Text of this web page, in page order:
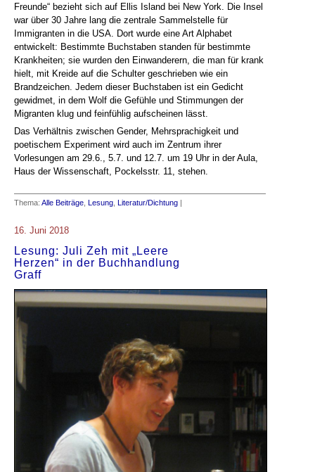
Freunde“ bezieht sich auf Ellis Island bei New York. Die Insel
war über 30 Jahre lang die zentrale Sammelstelle für
Immigranten in die USA. Dort wurde eine Art Alphabet
entwickelt: Bestimmte Buchstaben standen für bestimmte
Krankheiten; sie wurden den Einwanderern, die man für krank
hielt, mit Kreide auf die Schulter geschrieben wie ein
Brandzeichen. Jedem dieser Buchstaben ist ein Gedicht
gewidmet, in dem Wolf die Gefühle und Stimmungen der
Migranten klug und feinfühlig aufscheinen lässt.
Das Verhältnis zwischen Gender, Mehrsprachigkeit und
poetischem Experiment wird auch im Zentrum ihrer
Vorlesungen am 29.6., 5.7. und 12.7. um 19 Uhr in der Aula,
Haus der Wissenschaft, Pockelsstr. 11, stehen.
Thema: Alle Beiträge Lesung Literatur/Dichtung |
16. Juni 2018
Lesung: Juli Zeh mit „Leere
Herzen“ in der Buchhandlung
Graff